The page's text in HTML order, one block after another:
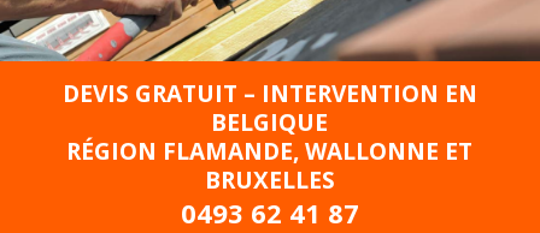
DEVIS GRATUIT – INTERVENTION EN
BELGIQUE
RÉGION FLAMANDE, WALLONNE ET
BRUXELLES
0493 62 41 87